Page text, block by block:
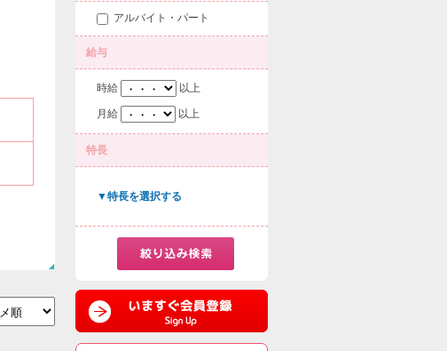
アルバイト・パート
給与
時給 以上
月給 以上
特長
▼特長を選択する